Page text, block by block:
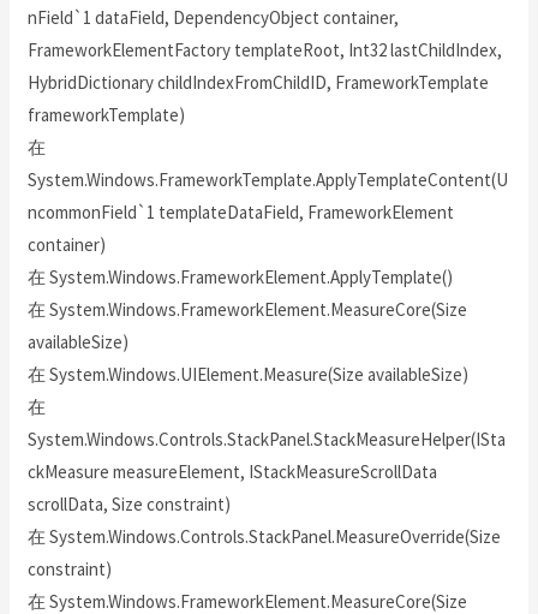
nField`1 dataField, DependencyObject container,
FrameworkElementFactory templateRoot, Int32 lastChildIndex,
HybridDictionary childIndexFromChildID, FrameworkTemplate
frameworkTemplate)
在
System.Windows.FrameworkTemplate.ApplyTemplateContent(U
ncommonField`1 templateDataField, FrameworkElement
container)
在 System.Windows.FrameworkElement.ApplyTemplate()
在 System.Windows.FrameworkElement.MeasureCore(Size
availableSize)
在 System.Windows.UIElement.Measure(Size availableSize)
在
System.Windows.Controls.StackPanel.StackMeasureHelper(ISta
ckMeasure measureElement, IStackMeasureScrollData
scrollData, Size constraint)
在 System.Windows.Controls.StackPanel.MeasureOverride(Size
constraint)
在 System.Windows.FrameworkElement.MeasureCore(Size